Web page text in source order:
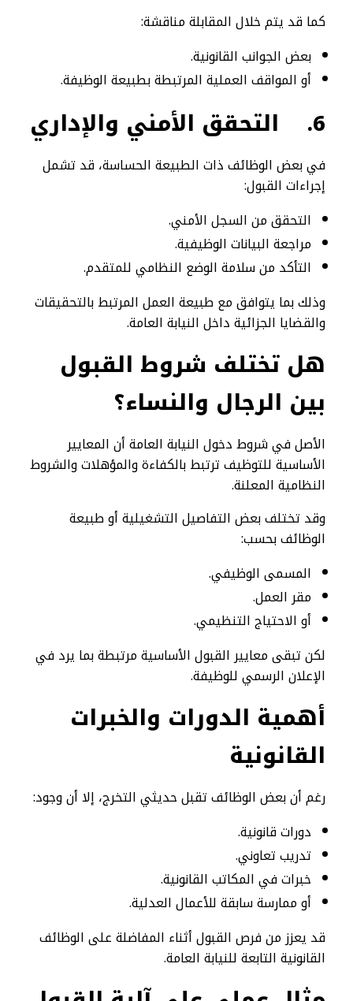
كما قد يتم خلال المقابلة مناقشة:
بعض الجوانب القانونية.
أو المواقف العملية المرتبطة بطبيعة الوظيفة.
6. التحقق الأمني والإداري
في بعض الوظائف ذات الطبيعة الحساسة، قد تشمل
إجراءات القبول:
التحقق من السجل الأمني.
مراجعة البيانات الوظيفية.
التأكد من سلامة الوضع النظامي للمتقدم.
وذلك بما يتوافق مع طبيعة العمل المرتبط بالتحقيقات
والقضايا الجزائية داخل النيابة العامة.
هل تختلف شروط القبول
بين الرجال والنساء؟
الأصل في شروط دخول النيابة العامة أن المعايير
الأساسية للتوظيف ترتبط بالكفاءة والمؤهلات والشروط
النظامية المعلنة.
وقد تختلف بعض التفاصيل التشغيلية أو طبيعة
الوظائف بحسب:
المسمى الوظيفي.
مقر العمل.
أو الاحتياج التنظيمي.
لكن تبقى معايير القبول الأساسية مرتبطة بما يرد في
الإعلان الرسمي للوظيفة.
أهمية الدورات والخبرات
القانونية
رغم أن بعض الوظائف تقبل حديثي التخرج، إلا أن وجود:
دورات قانونية.
تدريب تعاوني.
خبرات في المكاتب القانونية.
أو ممارسة سابقة للأعمال العدلية.
قد يعزز من فرص القبول أثناء المفاضلة على الوظائف
القانونية التابعة للنيابة العامة.